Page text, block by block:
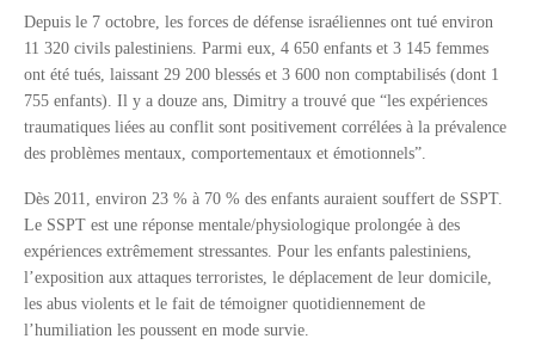
Depuis le 7 octobre, les forces de défense israéliennes ont tué environ
11 320 civils palestiniens. Parmi eux, 4 650 enfants et 3 145 femmes
ont été tués, laissant 29 200 blessés et 3 600 non comptabilisés (dont 1
755 enfants). Il y a douze ans, Dimitry a trouvé que “les expériences
traumatiques liées au conflit sont positivement corrélées à la prévalence
des problèmes mentaux, comportementaux et émotionnels”.
Dès 2011, environ 23 % à 70 % des enfants auraient souffert de SSPT.
Le SSPT est une réponse mentale/physiologique prolongée à des
expériences extrêmement stressantes. Pour les enfants palestiniens,
l’exposition aux attaques terroristes, le déplacement de leur domicile,
les abus violents et le fait de témoigner quotidiennement de
l’humiliation les poussent en mode survie.